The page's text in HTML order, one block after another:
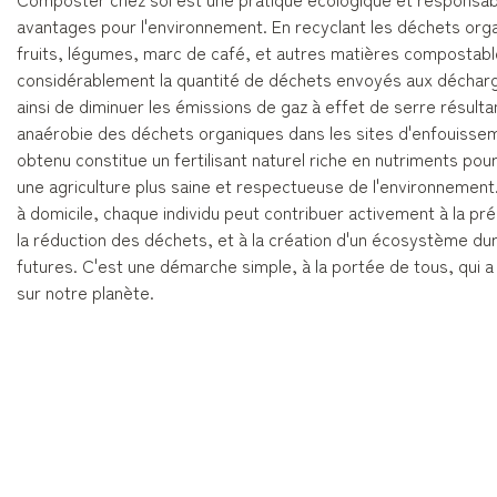
avantages pour l'environnement. En recyclant les déchets
fruits, légumes, marc de café, et autres matières
considérablement la quantité de déchets envoyés aux
ainsi de diminuer les émissions de gaz à effet de serre
anaérobie des déchets organiques dans les sites
obtenu constitue un fertilisant naturel riche en nutriments
une agriculture plus saine et respectueuse de
à domicile, chaque individu peut contribuer activement à la
la réduction des déchets, et à la création d'un écosystème
futures. C'est une démarche simple, à la portée de tous, qui
sur notre planète.